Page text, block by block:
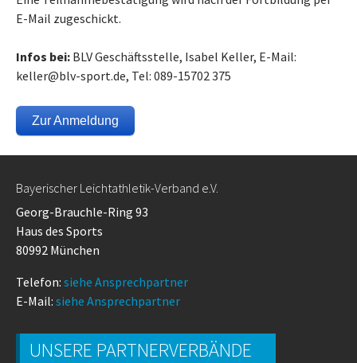
E-Mail zugeschickt.
Infos bei: BLV Geschäftsstelle, Isabel Keller, E-Mail:
keller@blv-sport.de, Tel: 089-15702 375
Zur Anmeldung
Bayerischer Leichtathletik-Verband e.V.
Georg-Brauchle-Ring 93
Haus des Sports
80992 München
Telefon: siehe Ansprechpartner
E-Mail: siehe Ansprechpartner
UNSERE PARTNERVERBÄNDE